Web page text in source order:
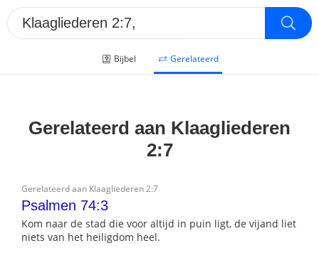
Bijbel Gerelateerd
Gerelateerd aan Klaagliederen
2:7
Gerelateerd aan Klaagliederen 2:7
Psalmen 74:3
Kom naar de stad die voor altijd in puin ligt, de vijand liet
niets van het heiligdom heel.